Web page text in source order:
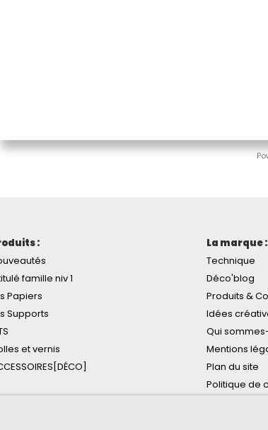
:
famille niv 1
Papiers
Supports
et vernis
La marque :
Technique
Déco'blog
Produits &
Idées
Qui
Mentions
Plan du site
Politique de